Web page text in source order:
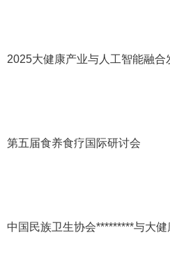
2025大健康产业与人工智能融合
第五届食养食疗国际研讨会
中国民族卫生协会*********与大